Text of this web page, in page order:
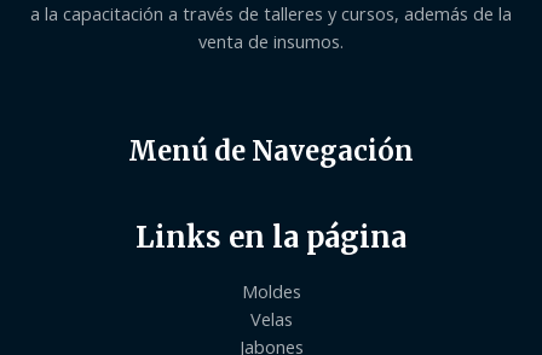
a la capacitación a través de talleres y cursos, además de la
venta de insumos.
Menú de Navegación
Links en la página
Moldes
Velas
Jabones